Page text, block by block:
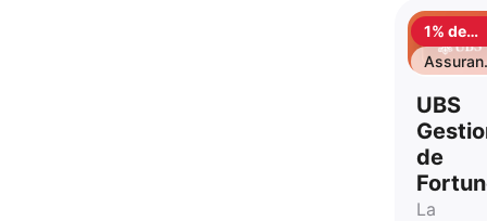
1% de
UBS
de
La